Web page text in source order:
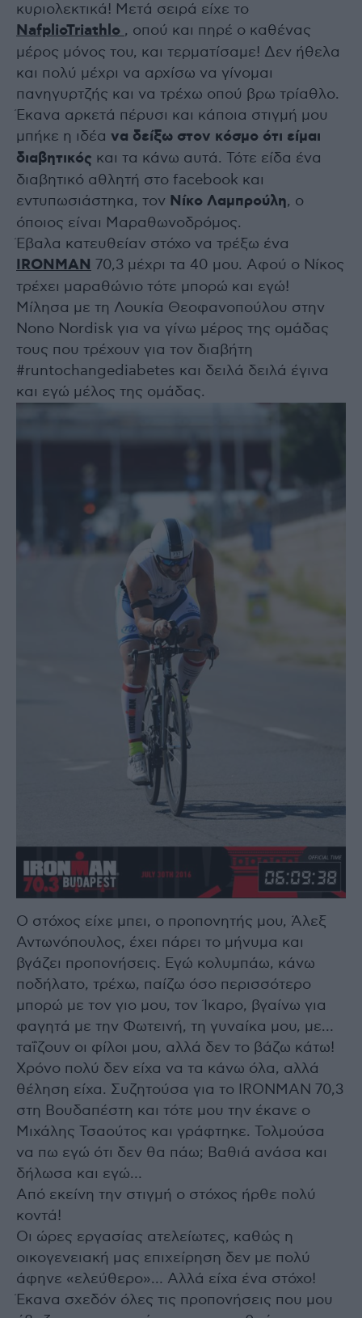
κυριολεκτικά! Μετά σειρά είχε το
NafplioTriathlo, οπού και πηρέ ο καθένας
μέρος μόνος του, και τερματίσαμε! Δεν ήθελα
και πολύ μέχρι να αρχίσω να γίνομαι
πανηγυρτζής και να τρέχω οπού βρω τρίαθλο.
Έκανα αρκετά πέρυσι και κάποια στιγμή μου
μπήκε η ιδέα να δείξω στον κόσμο ότι είμαι
διαβητικός και τα κάνω αυτά. Τότε είδα ένα
διαβητικό αθλητή στο facebook και
εντυπωσιάστηκα, τον Νίκο Λαμπρούλη, ο
όποιος είναι Μαραθωνοδρόμος.
Έβαλα κατευθείαν στόχο να τρέξω ένα
IRONMAN 70,3 μέχρι τα 40 μου. Αφού ο Νίκος
τρέχει μαραθώνιο τότε μπορώ και εγώ!
Μίλησα με τη Λουκία Θεοφανοπούλου στην
Nono Nordisk για να γίνω μέρος της ομάδας
τους που τρέχουν για τον διαβήτη
#runtochangediabetes και δειλά δειλά έγινα
και εγώ μέλος της ομάδας.
Ο στόχος είχε μπει, ο προπονητής μου, Άλεξ
Αντωνόπουλος, έχει πάρει το μήνυμα και
βγάζει προπονήσεις. Εγώ κολυμπάω, κάνω
ποδήλατο, τρέχω, παίζω όσο περισσότερο
μπορώ με τον γιο μου, τον Ίκαρο, βγαίνω για
φαγητά με την Φωτεινή, τη γυναίκα μου, με…
ταΐζουν οι φίλοι μου, αλλά δεν το βάζω κάτω!
Χρόνο πολύ δεν είχα να τα κάνω όλα, αλλά
θέληση είχα. Συζητούσα για το IRONMAN 70,3
στη Βουδαπέστη και τότε μου την έκανε ο
Μιχάλης Τσαούτος και γράφτηκε. Τολμούσα
να πω εγώ ότι δεν θα πάω; Βαθιά ανάσα και
δήλωσα και εγώ…
Από εκείνη την στιγμή ο στόχος ήρθε πολύ
κοντά!
Οι ώρες εργασίας ατελείωτες, καθώς η
οικογενειακή μας επιχείρηση δεν με πολύ
άφηνε «ελεύθερο»… Αλλά είχα ένα στόχο!
Έκανα σχεδόν όλες τις προπονήσεις που μου